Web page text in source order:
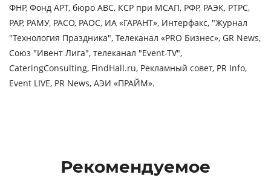
ФНР, Фонд АРТ, бюро АВС, КСР при МСАП, РФР, РАЭК, РТРС,
РАР, РАМУ, РАСО, РАОС, ИА «ГАРАНТ», Интерфакс, "Журнал
"Технология Праздника", Телеканал «PRO Бизнес», GR News,
Союз "Ивент Лига", телеканал "Event-TV",
CateringConsulting, FindHall.ru, Рекламный совет, PR Info,
Event LIVE, PR News, АЭИ «ПРАЙМ».
Рекомендуемое